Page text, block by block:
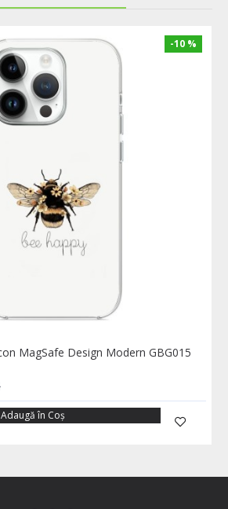
-10 %
MagSafe Design Modern GBG015
Adaugă în Coş